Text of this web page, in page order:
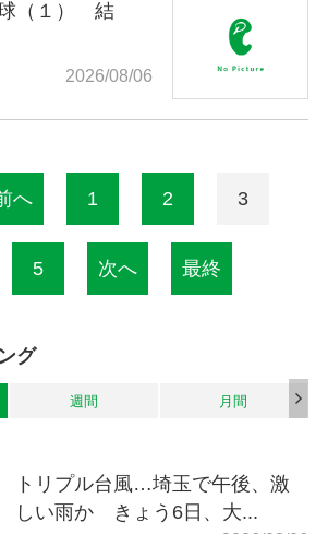
（１） 結
2026/08/06
へ 1 2 3
5 次へ 最終
グ
週間 月間
トリプル台風…埼玉で午後、激
しい雨か きょう6日、大...